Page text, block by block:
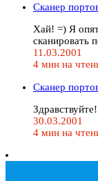
Сканер
Хай! =) Я
сканировать
11.03.2001
4 мин на
Сканер
Здравствуйте!
30.03.2001
4 мин на